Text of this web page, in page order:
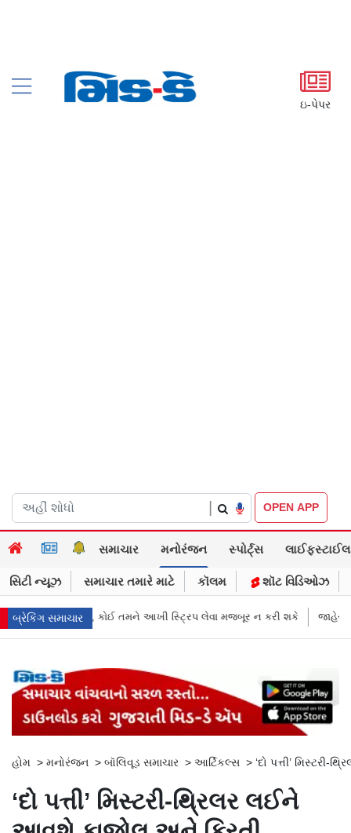
ઇ-પેપર
OPEN APP
સમાચાર મનોરંજન સ્પોર્ટ્સ લાઈફસ્ટાઈલ
સિટી ન્યૂઝ સમાચાર તમારે માટે કૉલમ શૉટ વિડિઓઝ
બ્રેકિંગ સમાચાર
લેવા મજબૂર ન કરી શકે જાહેરખબરોથી લોકોને મિસગાઇડ કરનારી
હોમ > મનોરંજન > બૉલિવૂડ સમાચાર > આર્ટિકલ્સ > ‘દો પત્તી’
‘દો પત્તી’ મિસ્ટરી-થ્રિલર લઈને